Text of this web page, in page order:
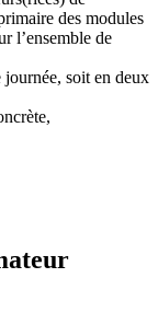
des modules
l’ensemble de
journée, soit en deux